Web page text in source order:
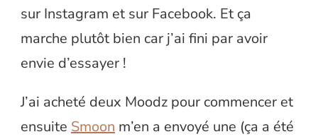
sur Instagram et sur Facebook. Et ça
marche plutôt bien car j’ai fini par avoir
envie d’essayer !
J’ai acheté deux Moodz pour commencer et
ensuite Smoon m’en a envoyé une (ça a été